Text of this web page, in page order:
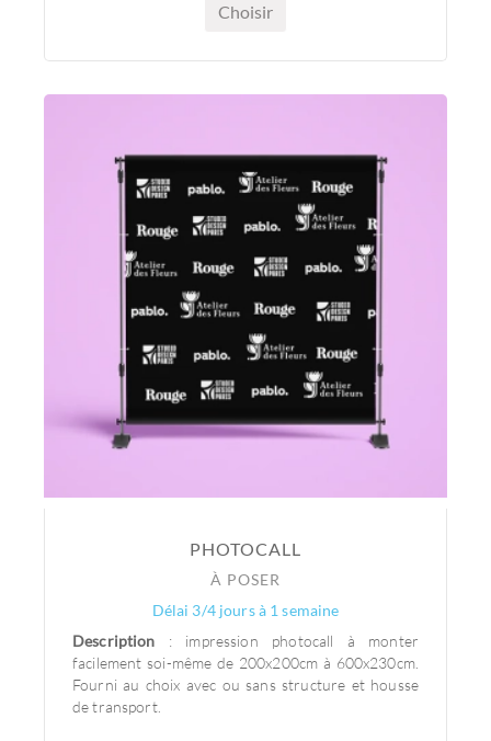
Choisir
PHOTOCALL
À POSER
Délai 3/4 jours à 1 semaine
Description : impression photocall à monter
facilement soi-même de 200x200cm à 600x230cm.
Fourni au choix avec ou sans structure et housse
de transport.